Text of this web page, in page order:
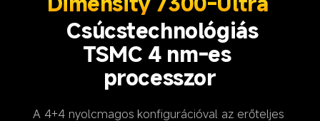
Csúcstechnológiás
TSMC 4 nm-es
processzor
A 4+4 nyolcmagos konfigurációval az erőteljes